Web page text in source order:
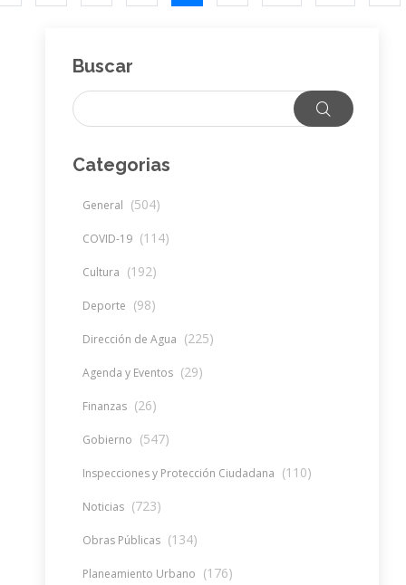
Buscar
Categorias
General (504)
COVID-19 (114)
Cultura (192)
Deporte (98)
Dirección de Agua (225)
Agenda y Eventos (29)
Finanzas (26)
Gobierno (547)
Inspecciones y Protección Ciudadana (110)
Noticias (723)
Obras Públicas (134)
Planeamiento Urbano (176)